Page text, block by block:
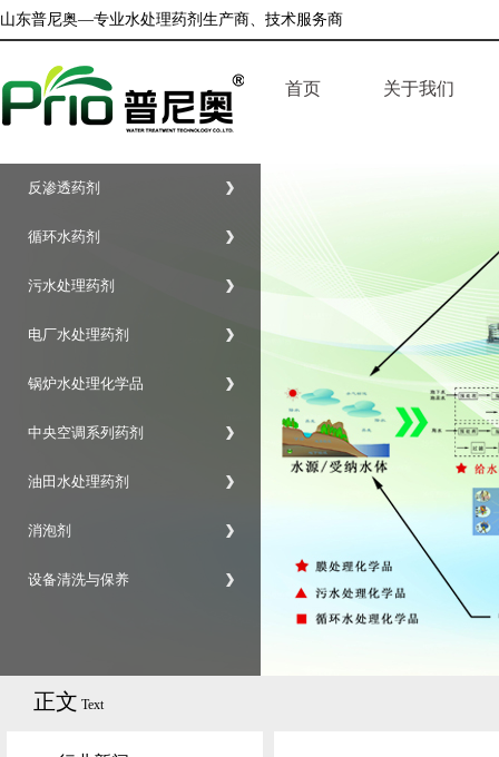
山东普尼奥—专业水处理药剂生产商、技术服务商
首页 关于我们
反渗透药剂
循环水药剂
污水处理药剂
电厂水处理药剂
锅炉水处理化学品
中央空调系列药剂
油田水处理药剂
消泡剂
设备清洗与保养
正文 Text